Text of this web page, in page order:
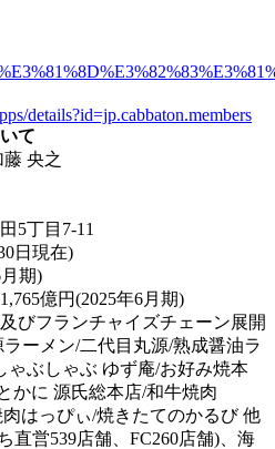
details?id=jp.cabbaton.members
て
央之
5丁目7-11
日現在)
期)
億円(2025年6月期)
びフランチャイズチェーン展開
ーメン/二代目丸源/熟成醤油ラ
ゃぶしゃぶ ゆず庵/お好み焼本
かに 源氏総本店/和牛焼肉
はっぴぃ/焼きたてのかるび 他
直営539店舗、FC260店舗)、海